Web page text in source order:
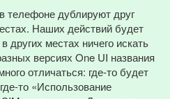
телефоне дублируют друг
Наших действий будет
других местах ничего искать
версиях One UI названия
отличаться: где-то будет
то «Использование